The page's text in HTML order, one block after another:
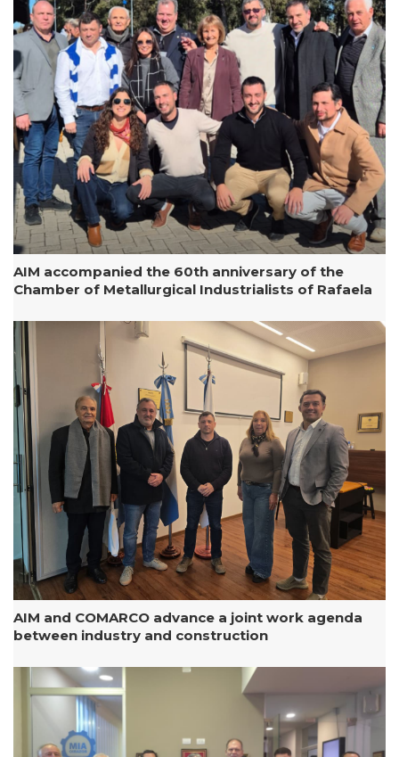
AIM accompanied the 60th anniversary of the
Chamber of Metallurgical Industrialists of Rafaela
AIM and COMARCO advance a joint work agenda
between industry and construction